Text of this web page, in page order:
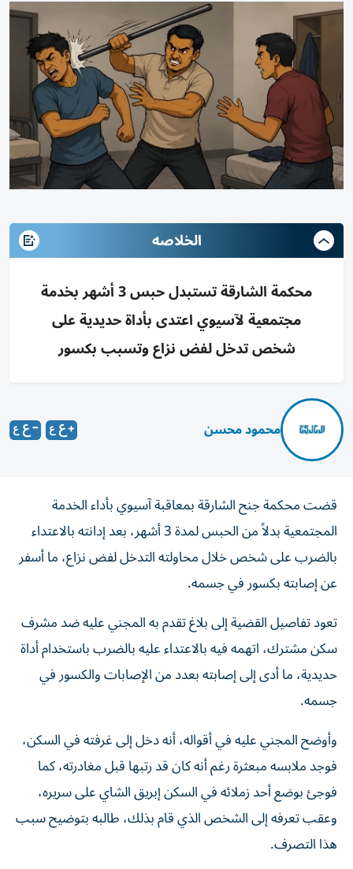
الخلاصه
محكمة الشارقة تستبدل حبس 3 أشهر بخدمة
مجتمعية لآسيوي اعتدى بأداة حديدية على
شخص تدخل لفض نزاع وتسبب بكسور
محمود محسن
قضت محكمة جنح الشارقة بمعاقبة آسيوي بأداء الخدمة
المجتمعية بدلاً من الحبس لمدة 3 أشهر، بعد إدانته بالاعتداء
بالضرب على شخص خلال محاولته التدخل لفض نزاع، ما أسفر
عن إصابته بكسور في جسمه.
تعود تفاصيل القضية إلى بلاغ تقدم به المجني عليه ضد مشرف
سكن مشترك، اتهمه فيه بالاعتداء عليه بالضرب باستخدام أداة
حديدية، ما أدى إلى إصابته بعدد من الإصابات والكسور في
جسمه.
وأوضح المجني عليه في أقواله، أنه دخل إلى غرفته في السكن،
فوجد ملابسه مبعثرة رغم أنه كان قد رتبها قبل مغادرته، كما
فوجئ بوضع أحد زملائه في السكن إبريق الشاي على سريره،
وعقب تعرفه إلى الشخص الذي قام بذلك، طالبه بتوضيح سبب
هذا التصرف.